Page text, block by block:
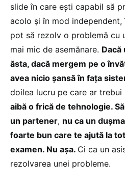
slide în care ești capabil să
acolo și în mod
pot să rezolv o problemă cu
mai mic de asemănare. Dacă
ăsta, dacă mergem pe o
avea nicio șansă în fața
doilea lucru pe care ar trebui
aibă o frică de tehnologie.
un partener, nu ca un
foarte bun care te ajută la
examen. Nu așa. Ci ca un
rezolvarea unei probleme.